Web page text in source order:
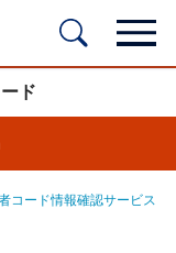
ド
コード情報確認サービス